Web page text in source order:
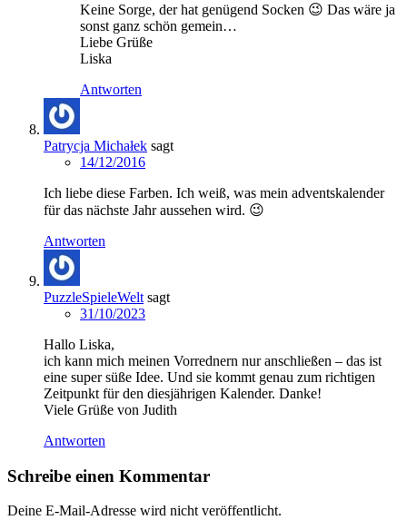
Keine Sorge, der hat genügend Socken 😉 Das wäre ja
sonst ganz schön gemein…
Liebe Grüße
Liska
Antworten
Patrycja Michałek sagt
14/12/2016
Ich liebe diese Farben. Ich weiß, was mein adventskalender
für das nächste Jahr aussehen wird. 😉
Antworten
PuzzleSpieleWelt sagt
31/10/2023
Hallo Liska,
ich kann mich meinen Vorrednern nur anschließen – das ist
eine super süße Idee. Und sie kommt genau zum richtigen
Zeitpunkt für den diesjährigen Kalender. Danke!
Viele Grüße von Judith
Antworten
Schreibe einen Kommentar
Deine E-Mail-Adresse wird nicht veröffentlicht.